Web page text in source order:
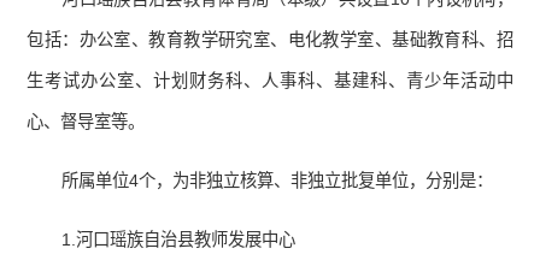
包括：办公室、教育教学研究室、电化教学室、基础教育科、招
生考试办公室、计划财务科、人事科、基建科、青少年活动中
心、督导室等。
所属单位4个，为非独立核算、非独立批复单位，分别是：
1.河口瑶族自治县教师发展中心